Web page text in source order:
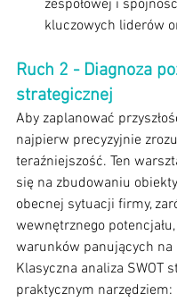
zespołowej i
kluczowych liderów
Ruch 2 - Diagnoza
strategicznej
Aby zaplanować
najpierw precyzyjnie
teraźniejszość. Ten
się na zbudowaniu
obecnej sytuacji firmy,
wewnętrznego
warunków panujących na
Klasyczna analiza SWOT
praktycznym